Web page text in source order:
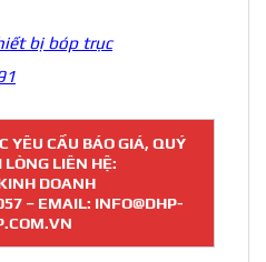
bị bóp trục
YÊU CẦU BÁO GIÁ, QUÝ
LÒNG LIÊN HỆ:
DOANH
– EMAIL: INFO@DHP-